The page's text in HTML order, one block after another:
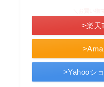
>楽天
>Yahooシ